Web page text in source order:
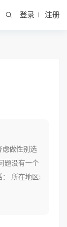
登录 注册
虑做性别选
题没有一个
： 所在地区: